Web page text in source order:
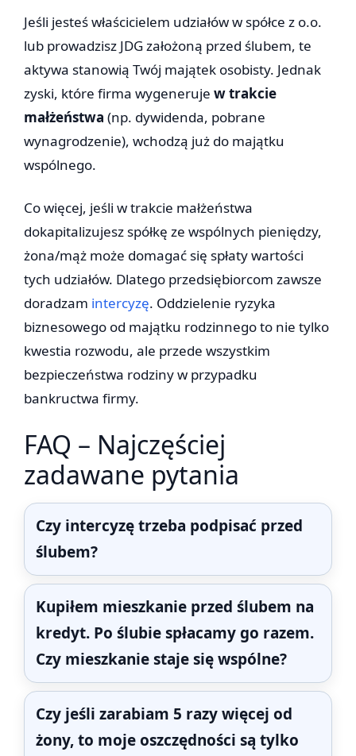
Jeśli jesteś właścicielem udziałów w spółce z o.o.
lub prowadzisz JDG założoną przed ślubem, te
aktywa stanowią Twój majątek osobisty. Jednak
zyski, które firma wygeneruje w trakcie
małżeństwa (np. dywidenda, pobrane
wynagrodzenie), wchodzą już do majątku
wspólnego.
Co więcej, jeśli w trakcie małżeństwa
dokapitalizujesz spółkę ze wspólnych pieniędzy,
żona/mąż może domagać się spłaty wartości
tych udziałów. Dlatego przedsiębiorcom zawsze
doradzam intercyzę. Oddzielenie ryzyka
biznesowego od majątku rodzinnego to nie tylko
kwestia rozwodu, ale przede wszystkim
bezpieczeństwa rodziny w przypadku
bankructwa firmy.
FAQ – Najczęściej
zadawane pytania
Czy intercyzę trzeba podpisać przed
ślubem?
Kupiłem mieszkanie przed ślubem na
kredyt. Po ślubie spłacamy go razem.
Czy mieszkanie staje się wspólne?
Czy jeśli zarabiam 5 razy więcej od
żony, to moje oszczędności są tylko